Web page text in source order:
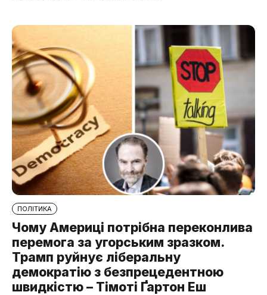
ПОЛІТИКА
Чому Америці потрібна переконлива
перемога за угорським зразком.
Трамп руйнує ліберальну
демократію з безпрецедентною
швидкістю – Тімоті Ґартон Еш